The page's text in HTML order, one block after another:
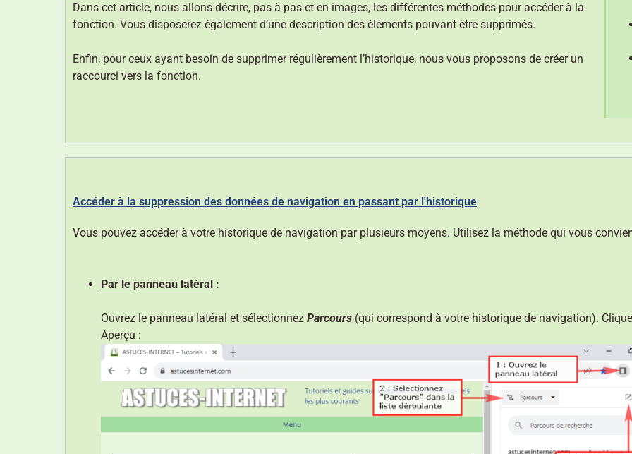
Dans cet article, nous allons décrire, pas à pas et en images, les différentes méthodes pour accéder à la
fonction. Vous disposerez également d’une description des éléments pouvant être supprimés.
Enfin, pour ceux ayant besoin de supprimer régulièrement l’historique, nous vous proposons de créer un
raccourci vers la fonction.
Accéder à la suppression des données de navigation en passant par l'historique
Vous pouvez accéder à votre historique de navigation par plusieurs moyens. Utilisez la méthode qui vous
Par le panneau latéral :
Ouvrez le panneau latéral et sélectionnez Parcours (qui correspond à votre historique de navigation).
Aperçu :